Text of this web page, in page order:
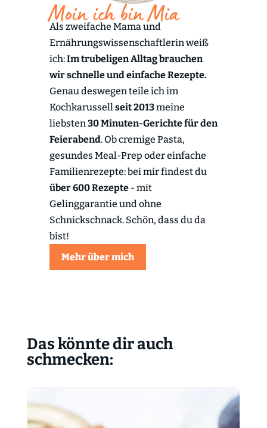
Moin ich bin Mia
Als zweifache Mama und
Ernährungswissenschaftlerin weiß
ich:Im trubeligen Alltag brauchen
wir schnelle und einfache Rezepte.
Genau deswegen teile ich im
Kochkarussellseit 2013meine
liebsten30 Minuten-Gerichte für den
Feierabend. Ob cremige Pasta,
gesundes Meal-Prep oder einfache
Familienrezepte: bei mir findest du
über 600 Rezepte- mit
Gelinggarantie und ohne
Schnickschnack. Schön, dass du da
bist!
Mehr über mich
Das könnte dir auch
schmecken: